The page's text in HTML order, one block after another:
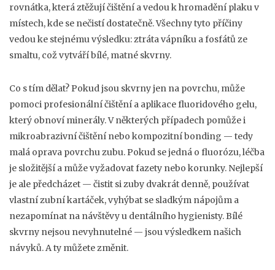
rovnátka,která ztěžují čištění a vedou k hromadění plaku v
místech, kde se nečistí dostatečně.Všechny tyto příčiny
vedou ke stejnému výsledku: ztráta vápníku a fosfátů ze
smaltu, což vytváří bílé, matné skvrny.
Co s tím dělat? Pokud jsou skvrny jen na povrchu, může
pomoci profesionální čištění a aplikace fluoridového gelu,
který obnoví minerály. V některých případech pomůže i
mikroabrazivní čištění nebo kompozitní bonding — tedy
malá oprava povrchu zubu. Pokud se jedná o fluorózu, léčba
je složitější a může vyžadovat fazety nebo korunky. Nejlepší
je ale předcházet — čistit si zuby dvakrát denně, používat
vlastní zubní kartáček, vyhýbat se sladkým nápojům a
nezapomínat na návštěvy u dentálního hygienisty. Bílé
skvrny nejsou nevyhnutelné — jsou výsledkem našich
návyků. A ty můžete změnit.